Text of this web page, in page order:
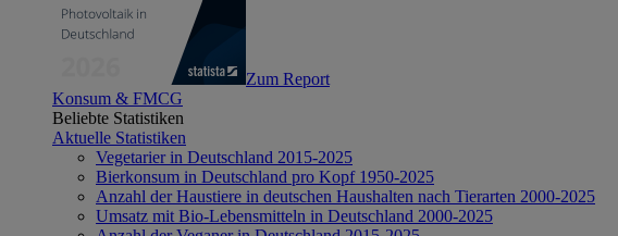
Zum Report
Konsum & FMCG
Beliebte Statistiken
Aktuelle Statistiken
Vegetarier in Deutschland 2015-2025
Bierkonsum in Deutschland pro Kopf 1950-2025
Anzahl der Haustiere in deutschen Haushalten nach Tierarten 2000-2025
Umsatz mit Bio-Lebensmitteln in Deutschland 2000-2025